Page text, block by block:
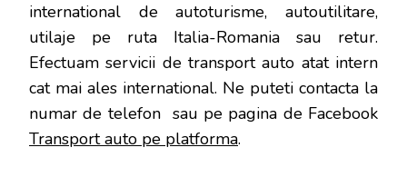
international de autoturisme, autoutilitare,
utilaje pe ruta Italia-Romania sau retur.
Efectuam servicii de transport auto atat intern
cat mai ales international. Ne puteti contacta la
numar de telefon sau pe pagina de Facebook
Transport auto pe platforma.